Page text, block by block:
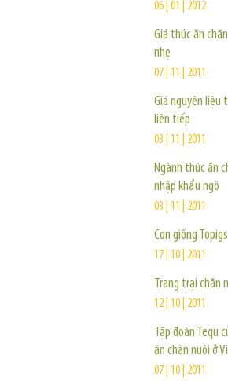
06 | 01 | 2012
Giá thức ăn
nhẹ
07 | 11 | 2011
Giá nguyên liệu
liên tiếp
03 | 11 | 2011
Ngành thức ăn
nhập khẩu ngô
03 | 11 | 2011
Con giống
17 | 10 | 2011
Trang trại chăn
12 | 10 | 2011
Tập đoàn Tequ
ăn chăn nuôi ở
07 | 10 | 2011